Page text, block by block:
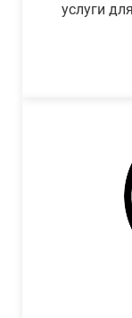
услуги